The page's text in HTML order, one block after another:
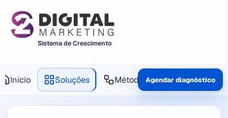
Sistema de Crescimento
Início Soluções Método Produtos
Agendar diagnóstico